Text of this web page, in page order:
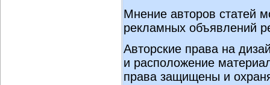
Мнение авторов статей
рекламных объявлений
Авторские права на
и расположение
права защищены и